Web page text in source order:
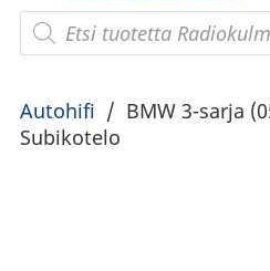
Autohifi / BMW 3-sarja
Subikotelo